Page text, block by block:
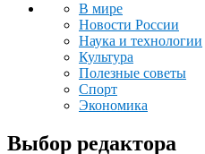
В мире
Новости России
Наука и технологии
Культура
Полезные советы
Спорт
Экономика
Выбор редактора